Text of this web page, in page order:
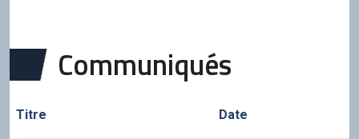
Communiqués
Titre Date